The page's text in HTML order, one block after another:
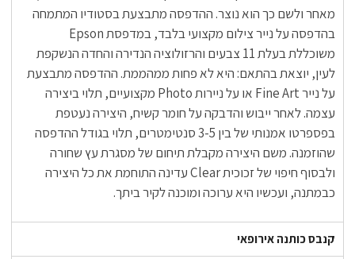
מאחר ולשם כך הוא נוצר. ההדפסה מתבצעת בסטודיו המתמחה
בהדפסה על נייר צילום מקצועי בלבד, במדפסת Epson
משוכללת בעלת 11 צבעים והרזולוציה הנדירה והחדה הנשקפת
לעין, יוצאת בהתאם: היא לא פחות ממהממת. ההדפסה מתבצעת
על נייר Fine Art או על ניירות Photo מקצועיים, תלוי ביצירה
עצמה. לאחר ייבוש והדבקה על חומר קשיח, היצירה נעטפת
בפספרטו אמנותי של בין 3-5 סנטימטרים, תלוי בגודל ההדפסה
שהוזמנה. משם היצירה מקבלת תיחום של מסגרת עץ שחורה
ולבסוף חיפוי של זכוכית Clear עדינה התוחמת את כל היצירה
כבמתנה, ועכשיו היא ערוכה ומוכנה לקיר ביתך.
קנבס כותנה אירופאי